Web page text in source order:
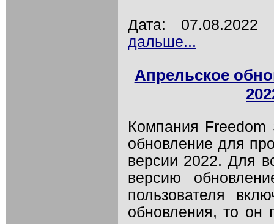
Дата:
дальше...
Апрельское
Компания Freedom
обновление для
версии 2022. Для
версию
пользователя
обновления, то он